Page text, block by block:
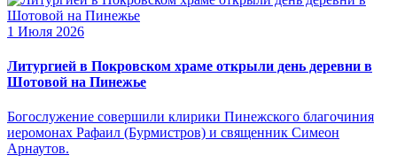
1 Июля 2026
Литургией в Покровском храме открыли день деревни в
Шотовой на Пинежье
Богослужение совершили клирики Пинежского благочиния
иеромонах Рафаил (Бурмистров) и священник Симеон
Арнаутов.